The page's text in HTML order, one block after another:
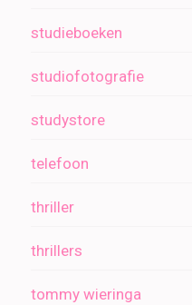
studieboeken
studiofotografie
studystore
telefoon
thriller
thrillers
tommy wieringa